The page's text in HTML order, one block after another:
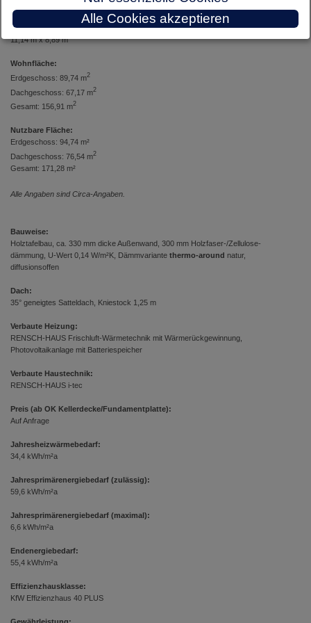
Abmessungen des Hauses:
11,14 m x 8,89 m
Wohnfläche:
Erdgeschoss: 89,74 m2
Dachgeschoss: 67,17 m2
Gesamt: 156,91 m2
Nutzbare Fläche:
Erdgeschoss: 94,74 m²
Dachgeschoss: 76,54 m2
Gesamt: 171,28 m²
Alle Angaben sind Circa-Angaben.
Bauweise:
Holztafelbau, ca. 330 mm dicke Außenwand, 300 mm Holzfaser-/Zellulose-
dämmung, U-Wert 0,14 W/m²K, Dämmvariante thermo-around natur,
diffusionsoffen
Dach:
35° geneigtes Satteldach, Kniestock 1,25 m
Verbaute Heizung:
RENSCH-HAUS Frischluft-Wärmetechnik mit Wärmerückgewinnung,
Photovoltaikanlage mit Batteriespeicher
Verbaute Haustechnik:
RENSCH-HAUS i-tec
Preis (ab OK Kellerdecke/Fundamentplatte):
Auf Anfrage
Jahresheizwärmebedarf:
34,4 kWh/m²a
Jahresprimärenergiebedarf (zulässig):
59,6 kWh/m²a
Jahresprimärenergiebedarf (maximal):
6,6 kWh/m²a
Endenergiebedarf:
55,4 kWh/m²a
Effizienzhausklasse:
KfW Effizienzhaus 40 PLUS
Alle Cookies akzeptieren